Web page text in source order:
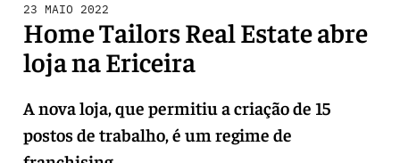
23 MAIO 2022
Home Tailors Real Estate abre
loja na Ericeira
A nova loja, que permitiu a criação de 15
postos de trabalho, é um regime de